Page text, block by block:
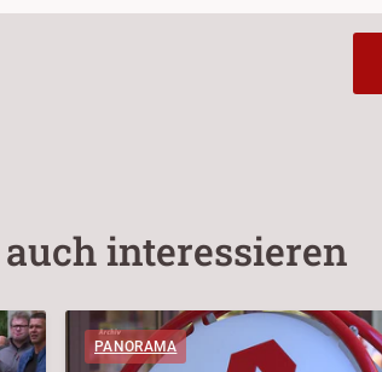
interessieren
PANORAMA